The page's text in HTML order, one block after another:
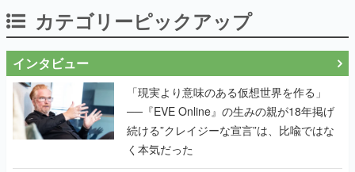
カテゴリーピックアップ
インタビュー
「現実より意味のある仮想世界を作る」
──『EVE Online』の生みの親が18年掲げ
続ける”クレイジーな宣言”は、比喩ではな
く本気だった